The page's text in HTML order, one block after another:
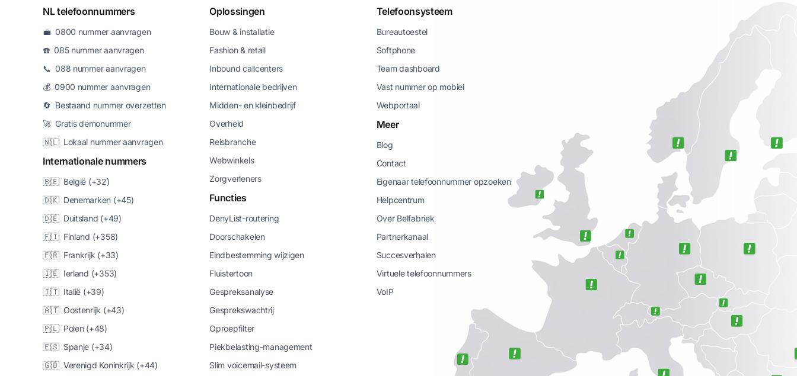
NL telefoonnummers
💼 0800 nummer aanvragen
☎️ 085 nummer aanvragen
📞 088 nummer aanvragen
💰 0900 nummer aanvragen
🔄 Bestaand nummer overzetten
🚀 Gratis demonummer
🇳🇱 Lokaal nummer aanvragen
Internationale nummers
🇧🇪 België (+32)
🇩🇰 Denemarken (+45)
🇩🇪 Duitsland (+49)
🇫🇮 Finland (+358)
🇫🇷 Frankrijk (+33)
🇮🇪 Ierland (+353)
🇮🇹 Italië (+39)
🇦🇹 Oostenrijk (+43)
🇵🇱 Polen (+48)
🇪🇸 Spanje (+34)
🇬🇧 Verenigd Koninkrijk (+44)
Oplossingen
Bouw & installatie
Fashion & retail
Inbound callcenters
Internationale bedrijven
Midden- en kleinbedrijf
Overheid
Reisbranche
Webwinkels
Zorgverleners
Functies
DenyList-routering
Doorschakelen
Eindbestemming wijzigen
Fluistertoon
Gespreksanalyse
Gesprekswachtrij
Oproepfilter
Piekbelasting-management
Slim voicemail-systeem
Telefoonsysteem
Bureautoestel
Softphone
Team dashboard
Vast nummer op mobiel
Webportaal
Meer
Blog
Contact
Eigenaar telefoonnummer opzoeken
Helpcentrum
Over Belfabriek
Partnerkanaal
Succesverhalen
Virtuele telefoonnummers
VoIP